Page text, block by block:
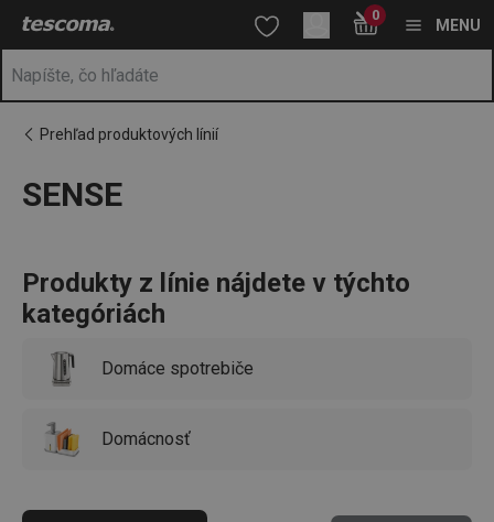
Prejsť na hlavný obsah
Prejsť na vyhľadávanie
Prejsť na navigáciu 0
MENU
Prehľad produktových línií
SENSE
Produkty z línie nájdete v týchto
kategóriách
Domáce spotrebiče
Domácnosť